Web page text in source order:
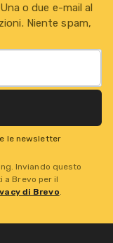
o due e-mail al
Niente spam,
le newsletter
Inviando questo
Brevo per il
di Brevo.